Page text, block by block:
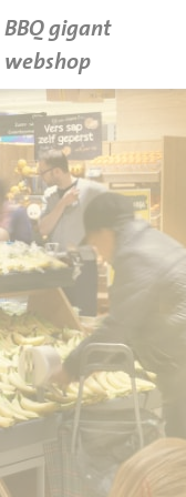
BBQ gigant
webshop